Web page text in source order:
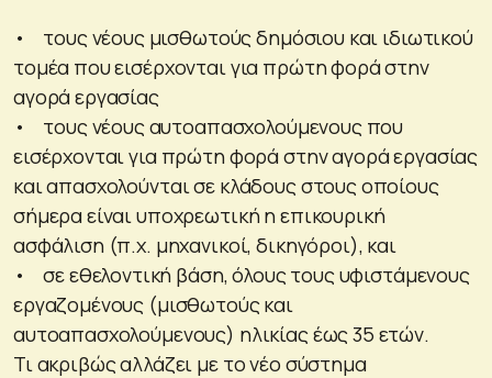
• τους νέους μισθωτούς δημόσιου και ιδιωτικού
τομέα που εισέρχονται για πρώτη φορά στην
αγορά εργασίας
• τους νέους αυτοαπασχολούμενους που
εισέρχονται για πρώτη φορά στην αγορά εργασίας
και απασχολούνται σε κλάδους στους οποίους
σήμερα είναι υποχρεωτική η επικουρική
ασφάλιση (π.χ. μηχανικοί, δικηγόροι), και
• σε εθελοντική βάση, όλους τους υφιστάμενους
εργαζομένους (μισθωτούς και
αυτοαπασχολούμενους) ηλικίας έως 35 ετών.
Τι ακριβώς αλλάζει με το νέο σύστημα